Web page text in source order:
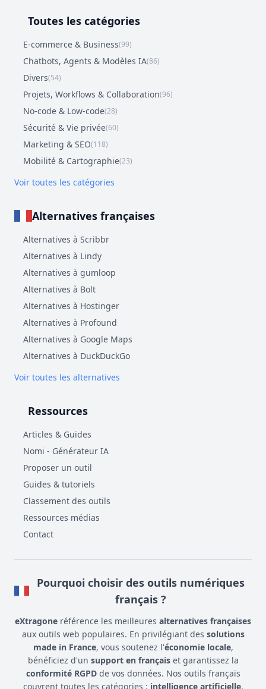
Toutes les catégories
E-commerce & Business(99)
Chatbots, Agents & Modèles IA(86)
Divers(54)
Projets, Workflows & Collaboration(96)
No-code & Low-code(28)
Sécurité & Vie privée(60)
Marketing & SEO(118)
Mobilité & Cartographie(23)
Voir toutes les catégories
Alternatives françaises
Alternatives à Scribbr
Alternatives à Lindy
Alternatives à gumloop
Alternatives à Bolt
Alternatives à Hostinger
Alternatives à Profound
Alternatives à Google Maps
Alternatives à DuckDuckGo
Voir toutes les alternatives
Ressources
Articles & Guides
Nomi - Générateur IA
Proposer un outil
Guides & tutoriels
Classement des outils
Ressources médias
Contact
Pourquoi choisir des outils numériques
français ?
eXtragone référence les meilleures alternatives françaises
aux outils web populaires. En privilégiant des solutions
made in France, vous soutenez l'économie locale,
bénéficiez d'un support en françaiset garantissez la
conformité RGPDde vos données. Nos outils français
couvrent toutes les catégories : intelligence artificielle,